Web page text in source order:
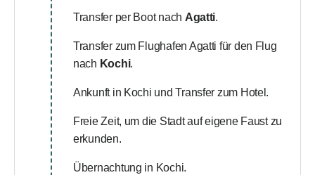
Transfer per Boot nach Agatti.
Transfer zum Flughafen Agatti für den Flug
nach Kochi.
Ankunft in Kochi und Transfer zum Hotel.
Freie Zeit, um die Stadt auf eigene Faust zu
erkunden.
Übernachtung in Kochi.